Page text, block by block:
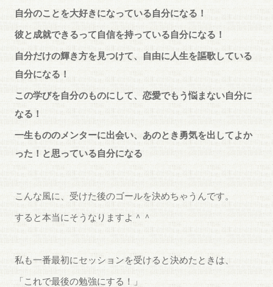
自分のことを大好きになっている自分になる！
彼と成就できるって自信を持っている自分になる！
自分だけの輝き方を見つけて、自由に人生を謳歌している
自分になる！
この学びを自分のものにして、恋愛でもう悩まない自分に
なる！
一生もののメンターに出会い、あのとき勇気を出してよか
った！と思っている自分になる
こんな風に、受けた後のゴールを決めちゃうんです。
すると本当にそうなりますよ＾＾
私も一番最初にセッションを受けると決めたときは、
「これで最後の勉強にする！」